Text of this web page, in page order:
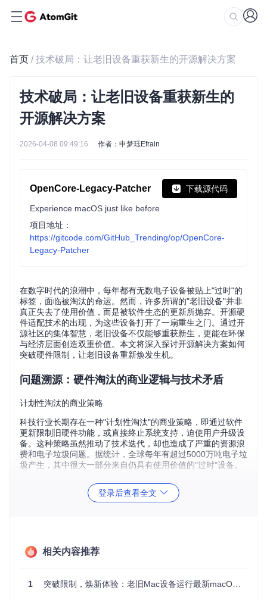
首页 / 技术破局：让老旧设备重获新生的开源解决方案
技术破局：让老旧设备重获新生的
开源解决方案
2026-04-08 09:49:16 作者：申梦珏Efrain
OpenCore-Legacy-Patcher 下载源代码
Experience macOS just like before
项目地址：
https://gitcode.com/GitHub_Trending/op/OpenCore-
Legacy-Patcher
在数字时代的浪潮中，每年都有无数电子设备被贴上"过时"的
标签，面临被淘汰的命运。然而，许多所谓的"老旧设备"并非
真正失去了使用价值，而是被软件生态的更新所抛弃。开源硬
件适配技术的出现，为这些设备打开了一扇重生之门。通过开
源社区的集体智慧，老旧设备不仅能够重获新生，更能在环保
与经济层面创造双重价值。本文将深入探讨开源解决方案如何
突破硬件限制，让老旧设备重新焕发生机。
问题溯源：硬件淘汰的商业逻辑与技术矛盾
计划性淘汰的商业策略
科技行业长期存在一种"计划性淘汰"的商业策略，即通过软件
更新限制旧硬件功能，或直接终止系统支持，迫使用户升级设
备。这种策略虽然推动了技术迭代，却也造成了严重的资源浪
费和电子垃圾问题。据统计，全球每年有超过5000万吨电子垃
圾产生，其中很大一部分来自仍具有使用价值的"过时"设备。
硬件性能潜力与系统支持的断层
许多被官方终止支持的设备，其硬件性能实际上仍能满足日常
硬件性能对比表
设备型号
发布
年份
官方支持
终止版本
实际可运
行版本
性能损
登录后查看全文
相关内容推荐
1 突破限制，焕新体验：老旧Mac设备运行最新macOS全攻略